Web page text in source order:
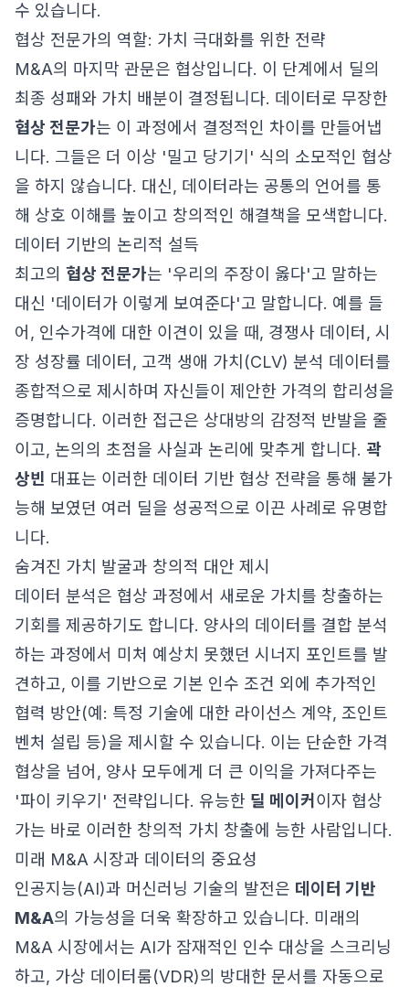
수 있습니다.
협상 전문가의 역할: 가치 극대화를 위한 전략
M&A의 마지막 관문은 협상입니다. 이 단계에서 딜의
최종 성패와 가치 배분이 결정됩니다. 데이터로 무장한
협상 전문가는 이 과정에서 결정적인 차이를 만들어냅
니다. 그들은 더 이상 '밀고 당기기' 식의 소모적인 협상
을 하지 않습니다. 대신, 데이터라는 공통의 언어를 통
해 상호 이해를 높이고 창의적인 해결책을 모색합니다.
데이터 기반의 논리적 설득
최고의 협상 전문가는 '우리의 주장이 옳다'고 말하는
대신 '데이터가 이렇게 보여준다'고 말합니다. 예를 들
어, 인수가격에 대한 이견이 있을 때, 경쟁사 데이터, 시
장 성장률 데이터, 고객 생애 가치(CLV) 분석 데이터를
종합적으로 제시하며 자신들이 제안한 가격의 합리성을
증명합니다. 이러한 접근은 상대방의 감정적 반발을 줄
이고, 논의의 초점을 사실과 논리에 맞추게 합니다. 곽
상빈 대표는 이러한 데이터 기반 협상 전략을 통해 불가
능해 보였던 여러 딜을 성공적으로 이끈 사례로 유명합
니다.
숨겨진 가치 발굴과 창의적 대안 제시
데이터 분석은 협상 과정에서 새로운 가치를 창출하는
기회를 제공하기도 합니다. 양사의 데이터를 결합 분석
하는 과정에서 미처 예상치 못했던 시너지 포인트를 발
견하고, 이를 기반으로 기본 인수 조건 외에 추가적인
협력 방안(예: 특정 기술에 대한 라이선스 계약, 조인트
벤처 설립 등)을 제시할 수 있습니다. 이는 단순한 가격
협상을 넘어, 양사 모두에게 더 큰 이익을 가져다주는
'파이 키우기' 전략입니다. 유능한 딜 메이커 이자 협상
가는 바로 이러한 창의적 가치 창출에 능한 사람입니다.
미래 M&A 시장과 데이터의 중요성
인공지능(AI)과 머신러닝 기술의 발전은 데이터 기반
M&A의 가능성을 더욱 확장하고 있습니다. 미래의
M&A 시장에서는 AI가 잠재적인 인수 대상을 스크리닝
하고, 가상 데이터룸(VDR)의 방대한 문서를 자동으로